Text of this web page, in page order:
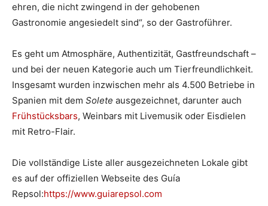
ehren, die nicht zwingend in der gehobenen
Gastronomie angesiedelt sind“, so der Gastroführer.
Es geht um Atmosphäre, Authentizität, Gastfreundschaft –
und bei der neuen Kategorie auch um Tierfreundlichkeit.
Insgesamt wurden inzwischen mehr als 4.500 Betriebe in
Spanien mit dem Solete ausgezeichnet, darunter auch
Frühstücksbars, Weinbars mit Livemusik oder Eisdielen
mit Retro-Flair.
Die vollständige Liste aller ausgezeichneten Lokale gibt
es auf der offiziellen Webseite des Guía
Repsol:https://www.guiarepsol.com